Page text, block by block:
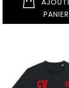
PANIER